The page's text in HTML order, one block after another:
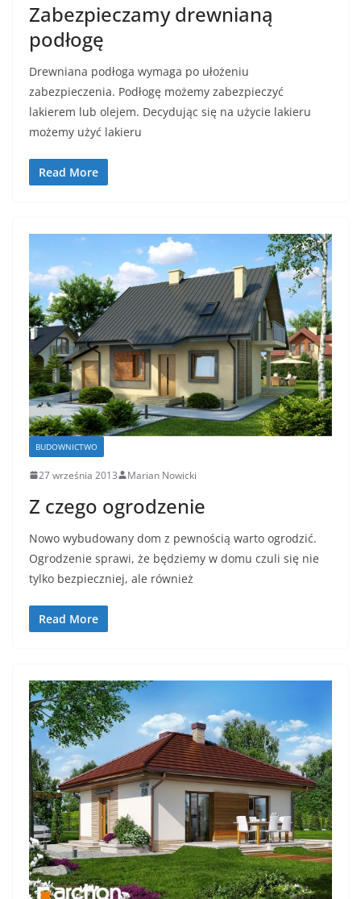
Zabezpieczamy drewnianą
podłogę
Drewniana podłoga wymaga po ułożeniu
zabezpieczenia. Podłogę możemy zabezpieczyć
lakierem lub olejem. Decydując się na użycie lakieru
możemy użyć lakieru
Read More
BUDOWNICTWO
27 września 2013 Marian Nowicki
Z czego ogrodzenie
Nowo wybudowany dom z pewnością warto ogrodzić.
Ogrodzenie sprawi, że będziemy w domu czuli się nie
tylko bezpieczniej, ale również
Read More